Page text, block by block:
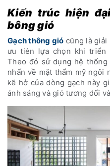
Kiến trúc hiện
bông gió
Gạch thông gió cũng là giải
ưu tiên lựa chọn khi triển
Theo đó sử dụng hệ
nhấn về mặt thẩm mỹ ngôi
kẽ hở của dòng gạch này
ánh sáng và gió tương đối